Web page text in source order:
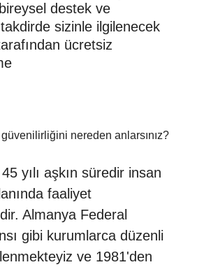
destek ve
sizinle ilgilenecek
ücretsiz
nereden anlarsınız?
yılı aşkın süredir insan
faaliyet
Almanya Federal
gibi kurumlarca düzenli
ve 1981'den